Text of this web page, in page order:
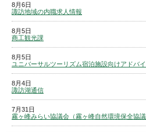
8月6日
諏訪地域の内職求人情報
8月5日
商工観光課
8月5日
ユニバーサルツーリズム宿泊施設向けアドバ
8月4日
諏訪湖通信
7月31日
霧ヶ峰みらい協議会（霧ヶ峰自然環境保全協